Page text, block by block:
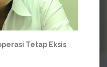
Tetap Eksis